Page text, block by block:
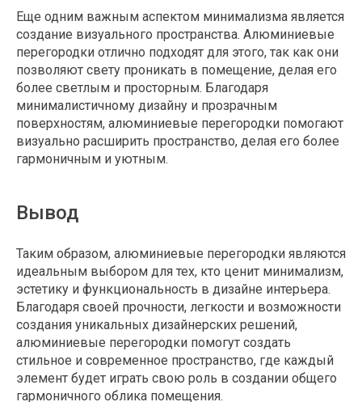
Еще одним важным аспектом минимализма является
создание визуального пространства. Алюминиевые
перегородки отлично подходят для этого, так как они
позволяют свету проникать в помещение, делая его
более светлым и просторным. Благодаря
минималистичному дизайну и прозрачным
поверхностям, алюминиевые перегородки помогают
визуально расширить пространство, делая его более
гармоничным и уютным.
Вывод
Таким образом, алюминиевые перегородки являются
идеальным выбором для тех, кто ценит минимализм,
эстетику и функциональность в дизайне интерьера.
Благодаря своей прочности, легкости и возможности
создания уникальных дизайнерских решений,
алюминиевые перегородки помогут создать
стильное и современное пространство, где каждый
элемент будет играть свою роль в создании общего
гармоничного облика помещения.